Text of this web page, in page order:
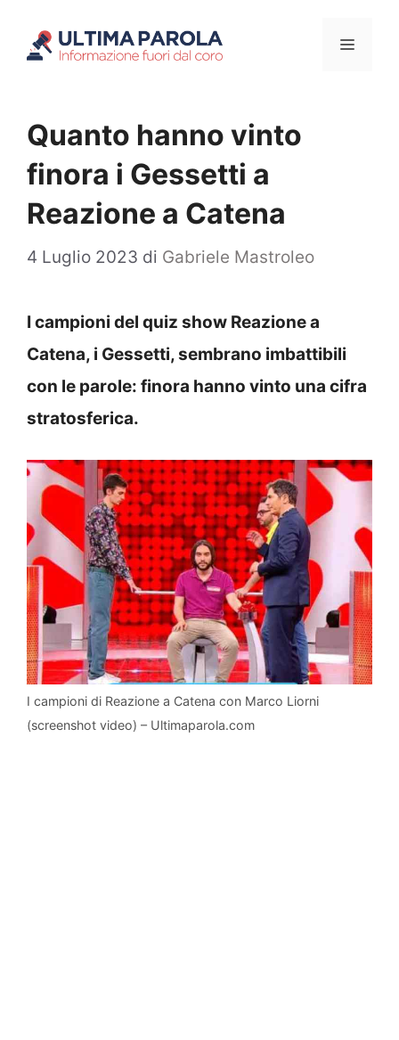
Menu
Quanto hanno vinto
finora i Gessetti a
Reazione a Catena
4 Luglio 2023 di Gabriele Mastroleo
I campioni del quiz show Reazione a
Catena, i Gessetti, sembrano imbattibili
con le parole: finora hanno vinto una cifra
stratosferica.
I campioni di Reazione a Catena con Marco Liorni
(screenshot video) – Ultimaparola.com